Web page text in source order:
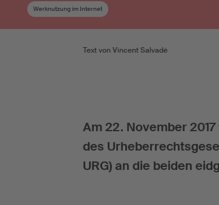
Werknutzung im Internet
Text von Vincent Salvadé
Am 22. November
des
URG) an die beiden